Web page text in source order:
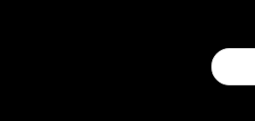
Conduct
a
search